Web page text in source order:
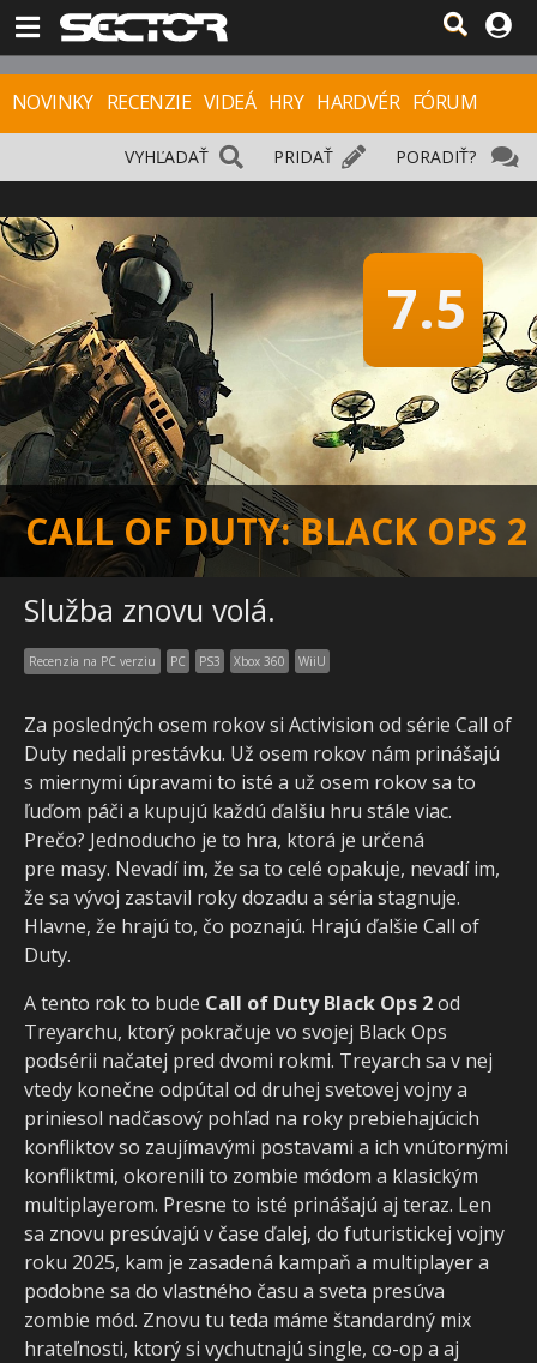
NOVINKY RECENZIE VIDEÁ HRY HARDVÉR FÓRUM
PORADIŤ?
PRIDAŤ
VYHĽADAŤ
CALL OF DUTY: BLACK OPS 2
7.5
Služba znovu volá.
Recenzia na PC verziu PC PS3 Xbox 360 WiiU
Za posledných osem rokov si Activision od série Call of
Duty nedali prestávku. Už osem rokov nám prinášajú
s miernymi úpravami to isté a už osem rokov sa to
ľuďom páči a kupujú každú ďalšiu hru stále viac.
Prečo? Jednoducho je to hra, ktorá je určená
pre masy. Nevadí im, že sa to celé opakuje, nevadí im,
že sa vývoj zastavil roky dozadu a séria stagnuje.
Hlavne, že hrajú to, čo poznajú. Hrajú ďalšie Call of
Duty.
A tento rok to bude Call of Duty Black Ops 2od
Treyarchu, ktorý pokračuje vo svojej Black Ops
podsérii načatej pred dvomi rokmi. Treyarch sa v nej
vtedy konečne odpútal od druhej svetovej vojny a
priniesol nadčasový pohľad na roky prebiehajúcich
konfliktov so zaujímavými postavami a ich vnútornými
konfliktmi, okorenili to zombie módom a klasickým
multiplayerom. Presne to isté prinášajú aj teraz. Len
sa znovu presúvajú v čase ďalej, do futuristickej vojny
roku 2025, kam je zasadená kampaň a multiplayer a
podobne sa do vlastného času a sveta presúva
zombie mód. Znovu tu teda máme štandardný mix
hrateľnosti, ktorý si vychutnajú single, co-op a aj